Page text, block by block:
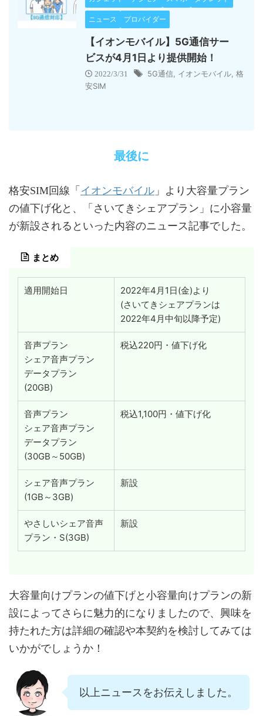
ニュース プロバイダー
【イオンモバイル】5G通信サー
ビスが4月1日より提供開始！
2022/3/31 5G通信, イオンモバイル, 格
安SIM
最後に
格安SIM回線「 イオンモバイル 」より大容量プラン
の値下げ化と、「さいてきシェアプラン」に小容量
が新設されるといった内容のニュース記事でした。
まとめ
適用開始日
2022年4月1日(金)より
(さいてきシェアプランは
2022年4月中旬以降予定)
音声プラン
シェア音声プラン
データプラン
(20GB)
税込220円・値下げ化
音声プラン
シェア音声プラン
データプラン
(30GB～50GB)
税込1,100円・値下げ化
シェア音声プラン
(1GB～3GB)
新設
やさしいシェア音声
プラン・S(3GB)
新設
大容量向けプランの値下げと小容量向けプランの新
設によってさらに魅力的になりましたので、興味を
持たれた方は詳細の確認や本契約を検討してみては
いかがでしょうか！
以上ニュースをお伝えしました。